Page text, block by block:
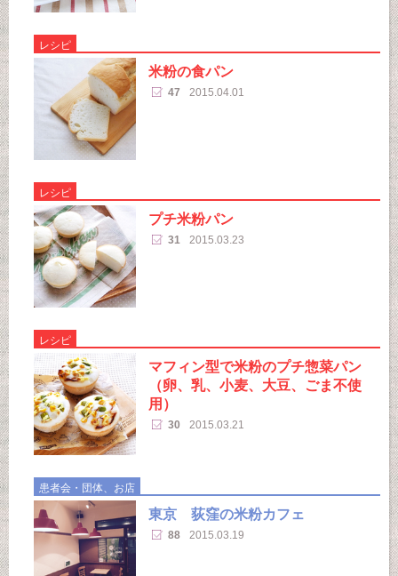
レシピ
米粉の食パン
47 2015.04.01
レシピ
プチ米粉パン
31 2015.03.23
レシピ
マフィン型で米粉のプチ惣菜パン
（卵、乳、小麦、大豆、ごま不使
用）
30 2015.03.21
患者会・団体、お店
東京 荻窪の米粉カフェ
88 2015.03.19